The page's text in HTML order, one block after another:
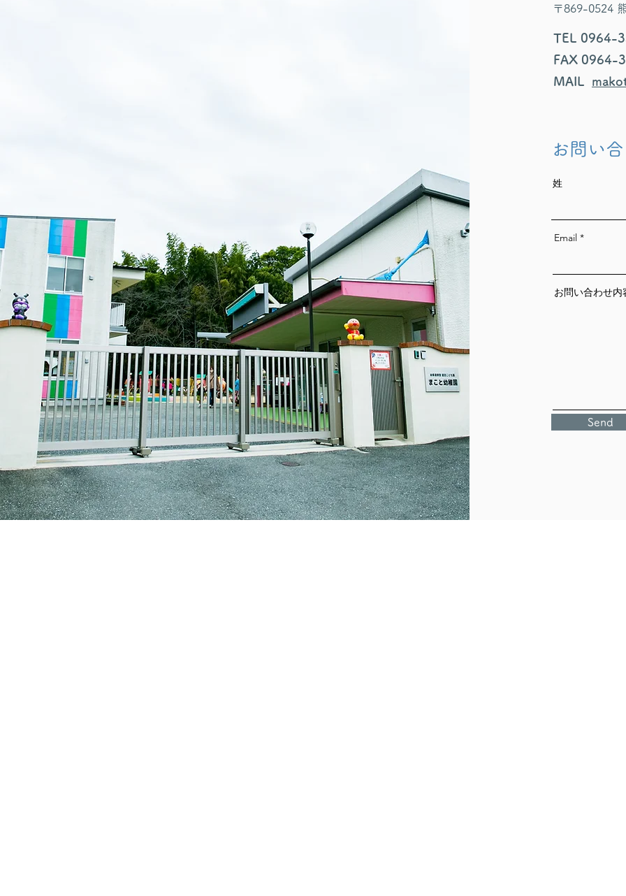
〒869-0524
TEL 0964-
FAX 0964-
MAIL
お問い
姓
Email
お問い合わせ内
Send